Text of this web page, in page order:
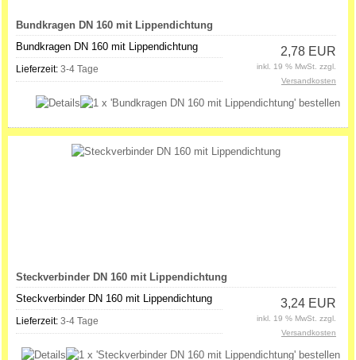
Bundkragen DN 160 mit Lippendichtung
Bundkragen DN 160 mit Lippendichtung
Lieferzeit: 3-4 Tage
2,78 EUR
inkl. 19 % MwSt. zzgl.
Versandkosten
Steckverbinder DN 160 mit Lippendichtung
Steckverbinder DN 160 mit Lippendichtung
Lieferzeit: 3-4 Tage
3,24 EUR
inkl. 19 % MwSt. zzgl.
Versandkosten